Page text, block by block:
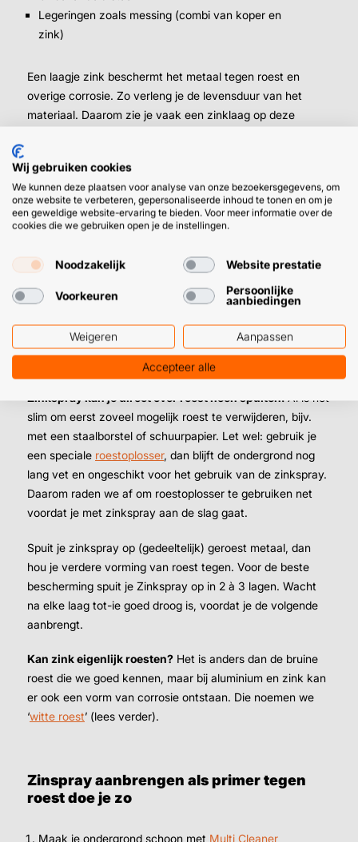
Legeringen zoals messing (combi van koper en
zink)
Een laagje zink beschermt het metaal tegen roest en
overige corrosie. Zo verleng je de levensduur van het
materiaal. Daarom zie je vaak een zinklaag op deze
Voertuigonderdelen
⤷ Auto, boot, motor, vliegtuig etc.
Dakdelen
⤷ Zoals regenpijp en dakgoot
Vangrails
Hekken
Kan je zinkspray over roest heen
Zinkspray kán je direct over roest heen spuiten. Al is het
slim om eerst zoveel mogelijk roest te verwijderen, bijv.
met een staalborstel of schuurpapier. Let wel: gebruik je
een speciale roestoplosser, dan blijft de ondergrond nog
lang vet en ongeschikt voor het gebruik van de zinkspray.
Daarom raden we af om roestoplosser te gebruiken net
voordat je met zinkspray aan de slag gaat.
Spuit je zinkspray op (gedeeltelijk) geroest metaal, dan
hou je verdere vorming van roest tegen. Voor de beste
bescherming spuit je Zinkspray op in 2 à 3 lagen. Wacht
na elke laag tot-ie goed droog is, voordat je de volgende
aanbrengt.
Kan zink eigenlijk roesten? Het is anders dan de bruine
roest die we goed kennen, maar bij aluminium en zink kan
er ook een vorm van corrosie ontstaan. Die noemen we
‘witte roest’ (lees verder).
Zinspray aanbrengen als primer tegen
roest doe je zo
Maak je ondergrond schoon met Multi Cleaner
Wij gebruiken cookies
We kunnen deze plaatsen voor analyse van onze bezoekersgegevens, om
onze website te verbeteren, gepersonaliseerde inhoud te tonen en om je
een geweldige website-ervaring te bieden. Voor meer informatie over de
cookies die we gebruiken open je de instellingen.
Noodzakelijk Website prestatie
Voorkeuren
Persoonlijke
aanbiedingen
Weigeren Aanpassen
Accepteer alle